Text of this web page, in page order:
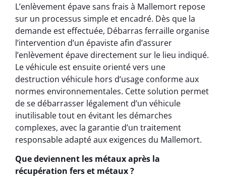
L’enlèvement épave sans frais à Mallemort repose
sur un processus simple et encadré. Dès que la
demande est effectuée, Débarras ferraille organise
l’intervention d’un épaviste afin d’assurer
l’enlèvement épave directement sur le lieu indiqué.
Le véhicule est ensuite orienté vers une
destruction véhicule hors d’usage conforme aux
normes environnementales. Cette solution permet
de se débarrasser légalement d’un véhicule
inutilisable tout en évitant les démarches
complexes, avec la garantie d’un traitement
responsable adapté aux exigences du Mallemort.
Que deviennent les métaux après la
récupération fers et métaux ?